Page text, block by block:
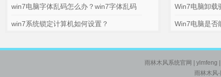
win7电脑字体乱码怎么办？win7字体乱码
win7系统锁定计算机如何设置？
Win7电脑卸载
Win7电脑是否
雨林木风系统官网
| ylmfeng
雨林木风